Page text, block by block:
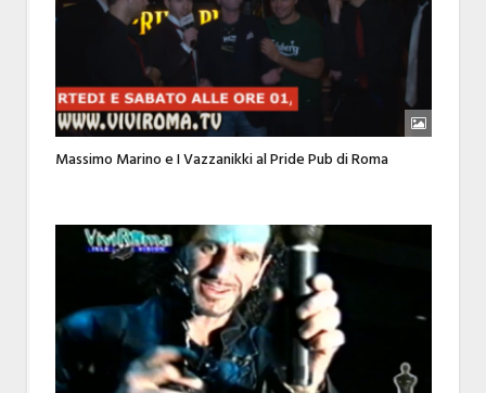
Massimo Marino e I Vazzanikki al Pride Pub di Roma